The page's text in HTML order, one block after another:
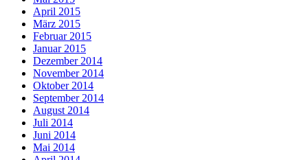
April 2015
März 2015
Februar 2015
Januar 2015
Dezember 2014
November 2014
Oktober 2014
September 2014
August 2014
Juli 2014
Juni 2014
Mai 2014